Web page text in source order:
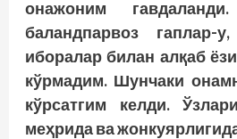
онажоним
баландпарвоз гаплар-
иборалар билан алқаб
кўрмадим. Шунчаки
кўрсатгим келди.
меҳрида ва